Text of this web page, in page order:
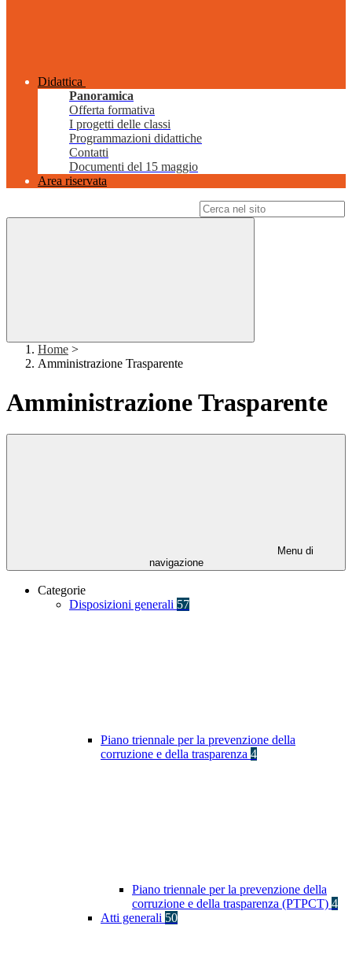
Didattica
Panoramica
Offerta formativa
I progetti delle classi
Programmazioni didattiche
Contatti
Documenti del 15 maggio
Area riservata
Home >
Amministrazione Trasparente
Amministrazione Trasparente
Menu di
navigazione
Categorie
Disposizioni generali 57
Piano triennale per la prevenzione della
corruzione e della trasparenza 4
Piano triennale per la prevenzione della
corruzione e della trasparenza (PTPCT) 4
Atti generali 50